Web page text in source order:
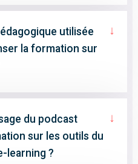
utilisée
la formation sur
↓
du podcast
sur les outils du
learning ?
↓